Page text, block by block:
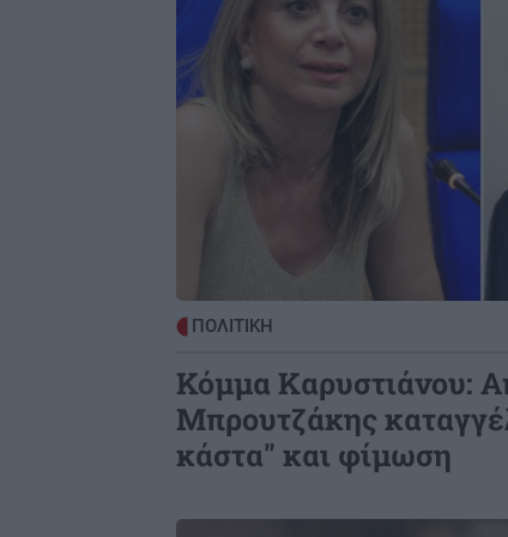
ΠΟΛΙΤΙΚΗ
Κόμμα Καρυστιάνου:
Μπρουτζάκης
κάστα" και φίμωση